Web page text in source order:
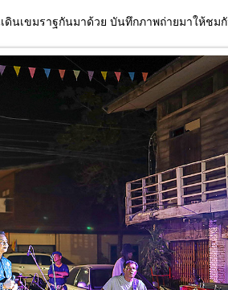
ดินเขมราฐกันมาด้วย บันทึกภาพถ่ายมาให้ชม